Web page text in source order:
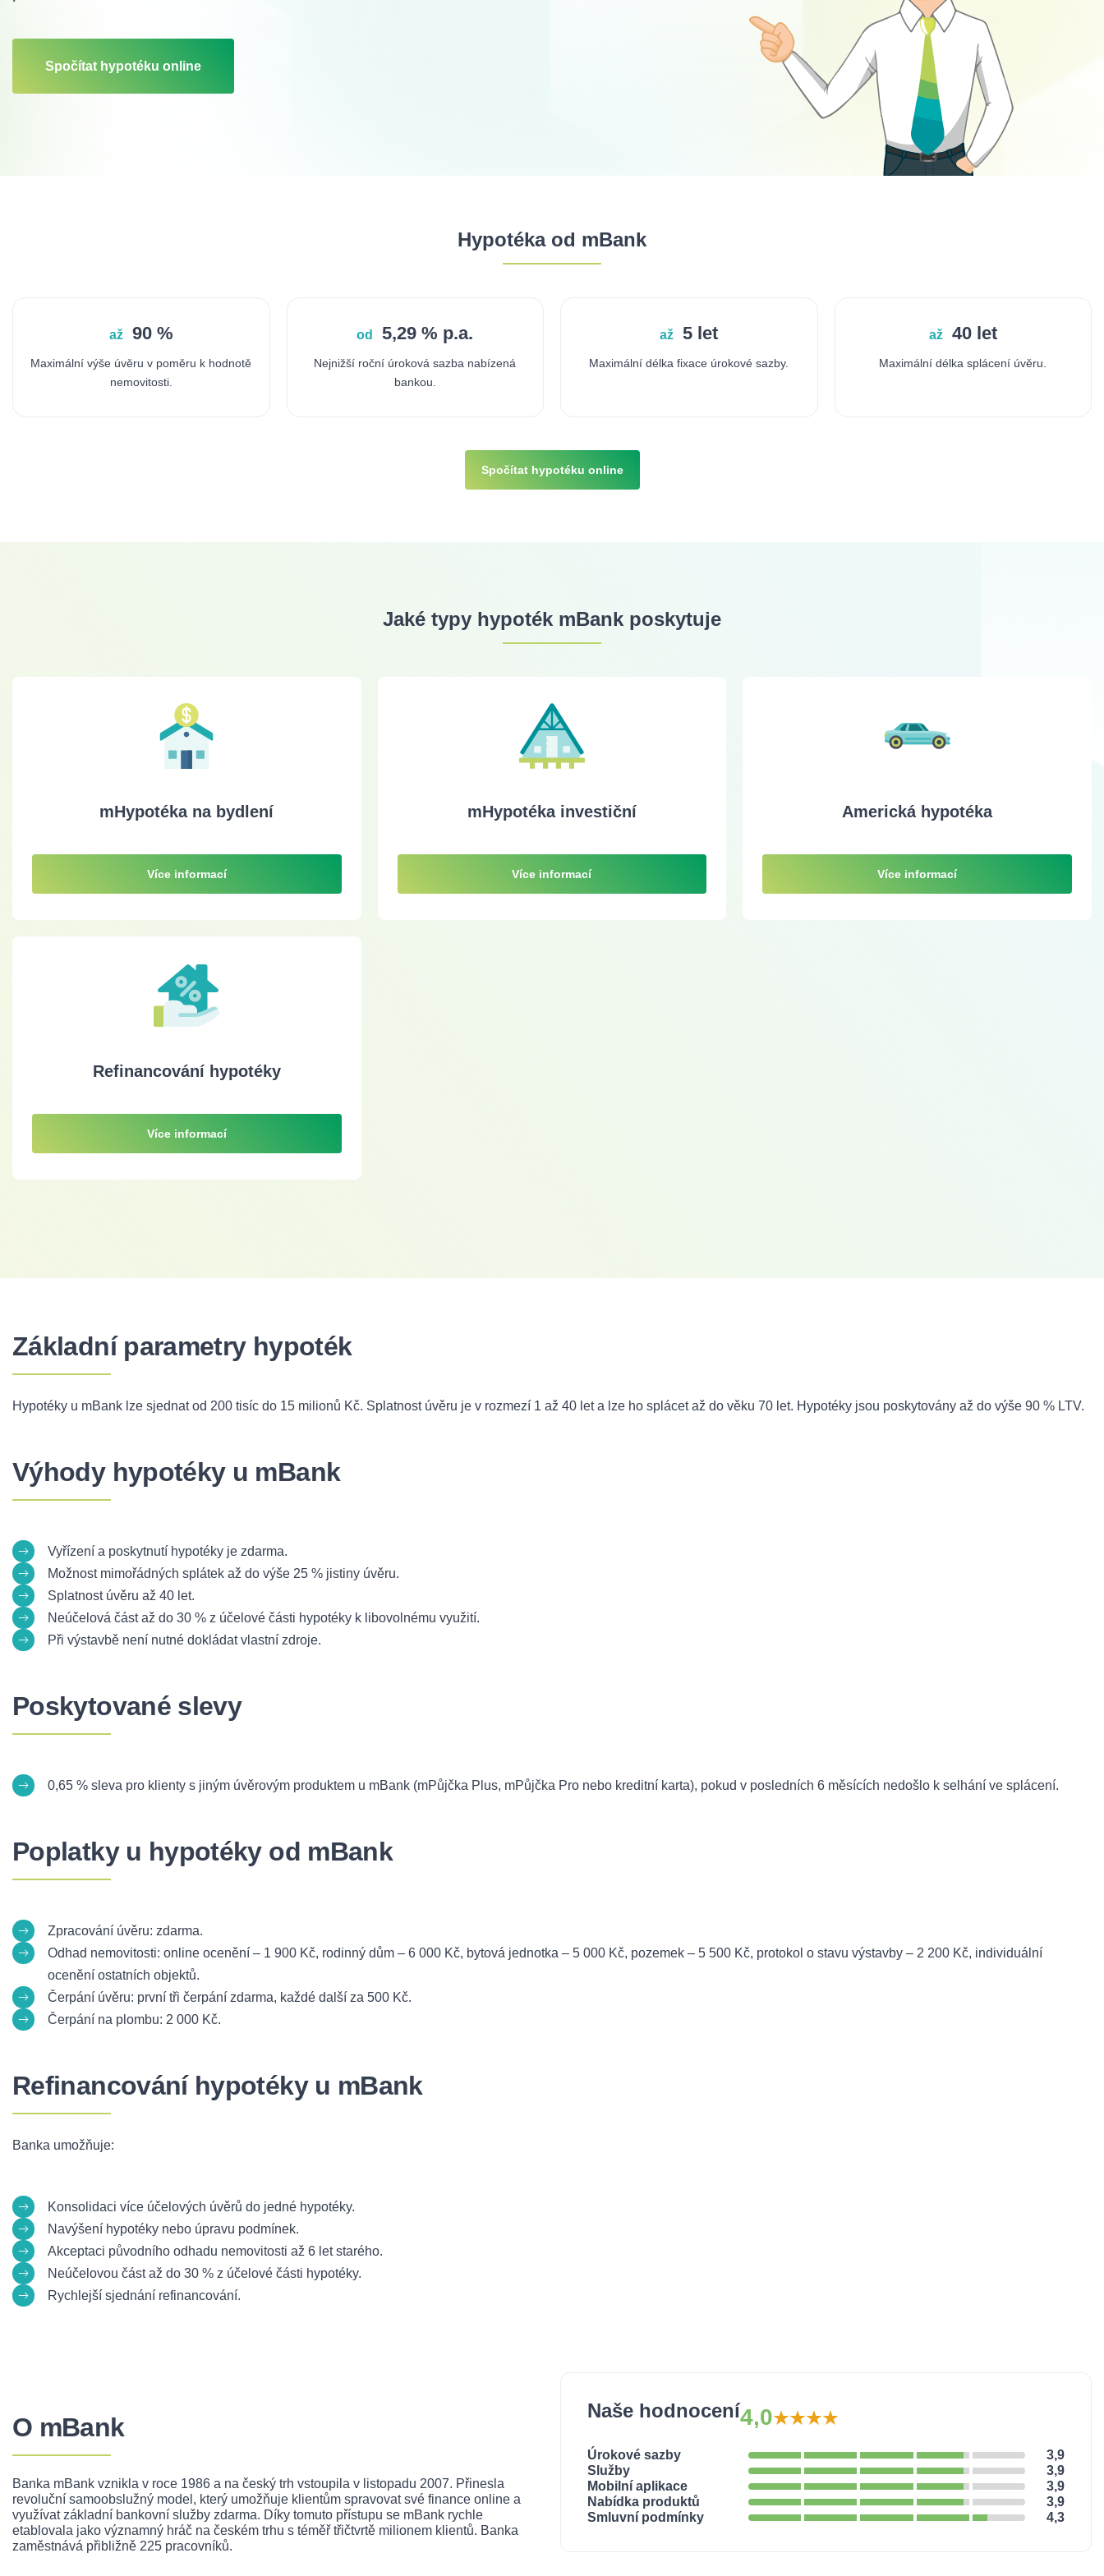
Spočítat hypotéku online
Hypotéka od mBank
až 90 %
Maximální výše úvěru v poměru k hodnotě
nemovitosti.
od 5,29 % p.a.
Nejnižší roční úroková sazba nabízená
bankou.
až 5 let
Maximální délka fixace úrokové sazby.
až 40 let
Maximální délka splácení úvěru.
Spočítat hypotéku online
Jaké typy hypoték mBank poskytuje
mHypotéka na bydlení
Více informací
mHypotéka investiční
Více informací
Americká hypotéka
Více informací
Refinancování hypotéky
Více informací
Základní parametry hypoték
Hypotéky u mBank lze sjednat od 200 tisíc do 15 milionů Kč. Splatnost úvěru je v rozmezí 1 až 40 let a lze ho splácet až do věku 70 let. Hypotéky jsou poskytovány až do výše 90 % LTV.
Výhody hypotéky u mBank
Vyřízení a poskytnutí hypotéky je zdarma.
Možnost mimořádných splátek až do výše 25 % jistiny úvěru.
Splatnost úvěru až 40 let.
Neúčelová část až do 30 % z účelové části hypotéky k libovolnému využití.
Při výstavbě není nutné dokládat vlastní zdroje.
Poskytované slevy
0,65 % sleva pro klienty s jiným úvěrovým produktem u mBank (mPůjčka Plus, mPůjčka Pro nebo kreditní karta), pokud v posledních 6 měsících nedošlo k selhání ve splácení.
Poplatky u hypotéky od mBank
Zpracování úvěru: zdarma.
Odhad nemovitosti: online ocenění – 1 900 Kč, rodinný dům – 6 000 Kč, bytová jednotka – 5 000 Kč, pozemek – 5 500 Kč, protokol o stavu výstavby – 2 200 Kč, individuální
ocenění ostatních objektů.
Čerpání úvěru: první tři čerpání zdarma, každé další za 500 Kč.
Čerpání na plombu: 2 000 Kč.
Refinancování hypotéky u mBank
Banka umožňuje:
Konsolidaci více účelových úvěrů do jedné hypotéky.
Navýšení hypotéky nebo úpravu podmínek.
Akceptaci původního odhadu nemovitosti až 6 let starého.
Neúčelovou část až do 30 % z účelové části hypotéky.
Rychlejší sjednání refinancování.
O mBank
Banka mBank vznikla v roce 1986 a na český trh vstoupila v listopadu 2007. Přinesla
revoluční samoobslužný model, který umožňuje klientům spravovat své finance online a
využívat základní bankovní služby zdarma. Díky tomuto přístupu se mBank rychle
etablovala jako významný hráč na českém trhu s téměř třičtvrtě milionem klientů. Banka
zaměstnává přibližně 225 pracovníků.
Naše hodnocení4,0
Úrokové sazby
3,9
Služby
3,9
Mobilní aplikace
3,9
Nabídka produktů
3,9
Smluvní podmínky
4,3